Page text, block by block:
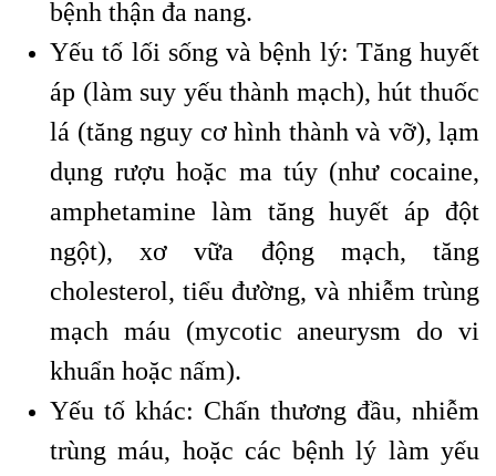
bệnh thận đa nang.
Yếu tố lối sống và bệnh lý: Tăng huyết
áp (làm suy yếu thành mạch), hút thuốc
lá (tăng nguy cơ hình thành và vỡ), lạm
dụng rượu hoặc ma túy (như cocaine,
amphetamine làm tăng huyết áp đột
ngột), xơ vữa động mạch, tăng
cholesterol, tiểu đường, và nhiễm trùng
mạch máu (mycotic aneurysm do vi
khuẩn hoặc nấm).
Yếu tố khác: Chấn thương đầu, nhiễm
trùng máu, hoặc các bệnh lý làm yếu